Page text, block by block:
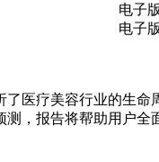
电子
电子
医疗美容行业的生
，报告将帮助用户全